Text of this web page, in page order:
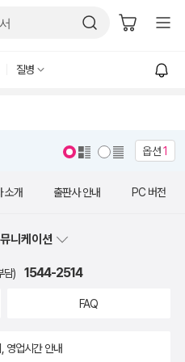
질병
옵션1
소개 출판사 안내 PC 버전
니케이션
담) 1544-2514
FAQ
영업시간 안내